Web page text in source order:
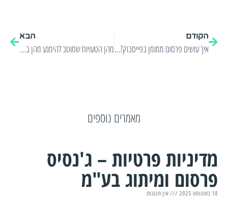
הקודם
איך עושים פרסום ממומן בפייסבוק? 5 טיפים שיטיסו אתכם קדימה!
הבא
מהן הטעויות שמוטב להימנע מהן בעת הקמת נכס דיגיטלי?
מאמרים נוספים
מדיניות פרטיות – ג'נסיס
פרסום ומיתוג בע"מ
18 באוגוסט 2025 אין תגובות